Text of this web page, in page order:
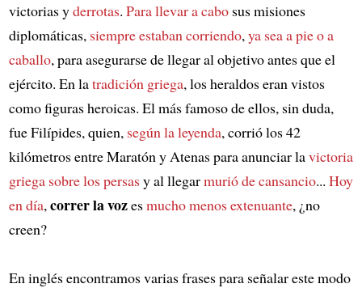
victorias yderrotas. Para llevar a cabosus misiones
diplomáticas, siempre estaban corriendo, ya sea a pie o a
caballo, para asegurarse de llegar al objetivo antes que el
ejército. En latradición griega, los heraldos eran vistos
como figuras heroicas. El más famoso de ellos, sin duda,
fue Filípides, quien, según la leyenda, corrió los 42
kilómetros entre Maratón y Atenas para anunciar lavictoria
griega sobre los persasy al llegarmurió de cansancio... Hoy
en día, correr la vozesmucho menos extenuante, ¿no
creen?
En inglés encontramos varias frases para señalar este modo